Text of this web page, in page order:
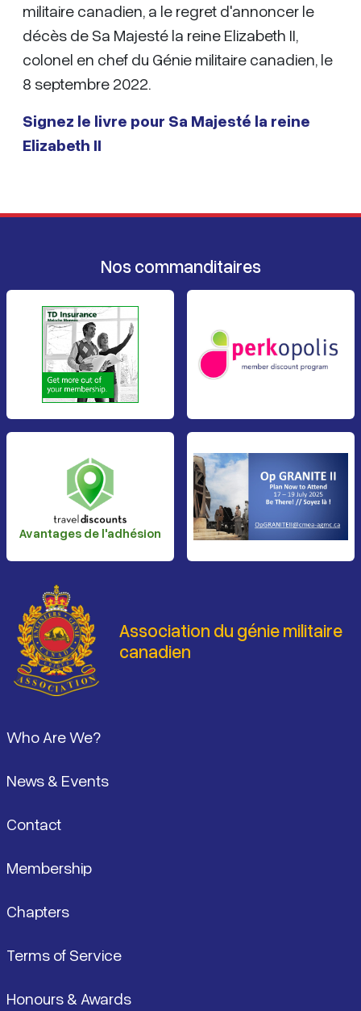
militaire canadien, a le regret d'annoncer le
décès de Sa Majesté la reine Elizabeth II,
colonel en chef du Génie militaire canadien, le
8 septembre 2022.
Signez le livre pour Sa Majesté la reine
Elizabeth II
Nos commanditaires
Avantages de l'adhésion
Association du génie militaire
canadien
Who Are We?
News & Events
Contact
Membership
Chapters
Terms of Service
Honours & Awards